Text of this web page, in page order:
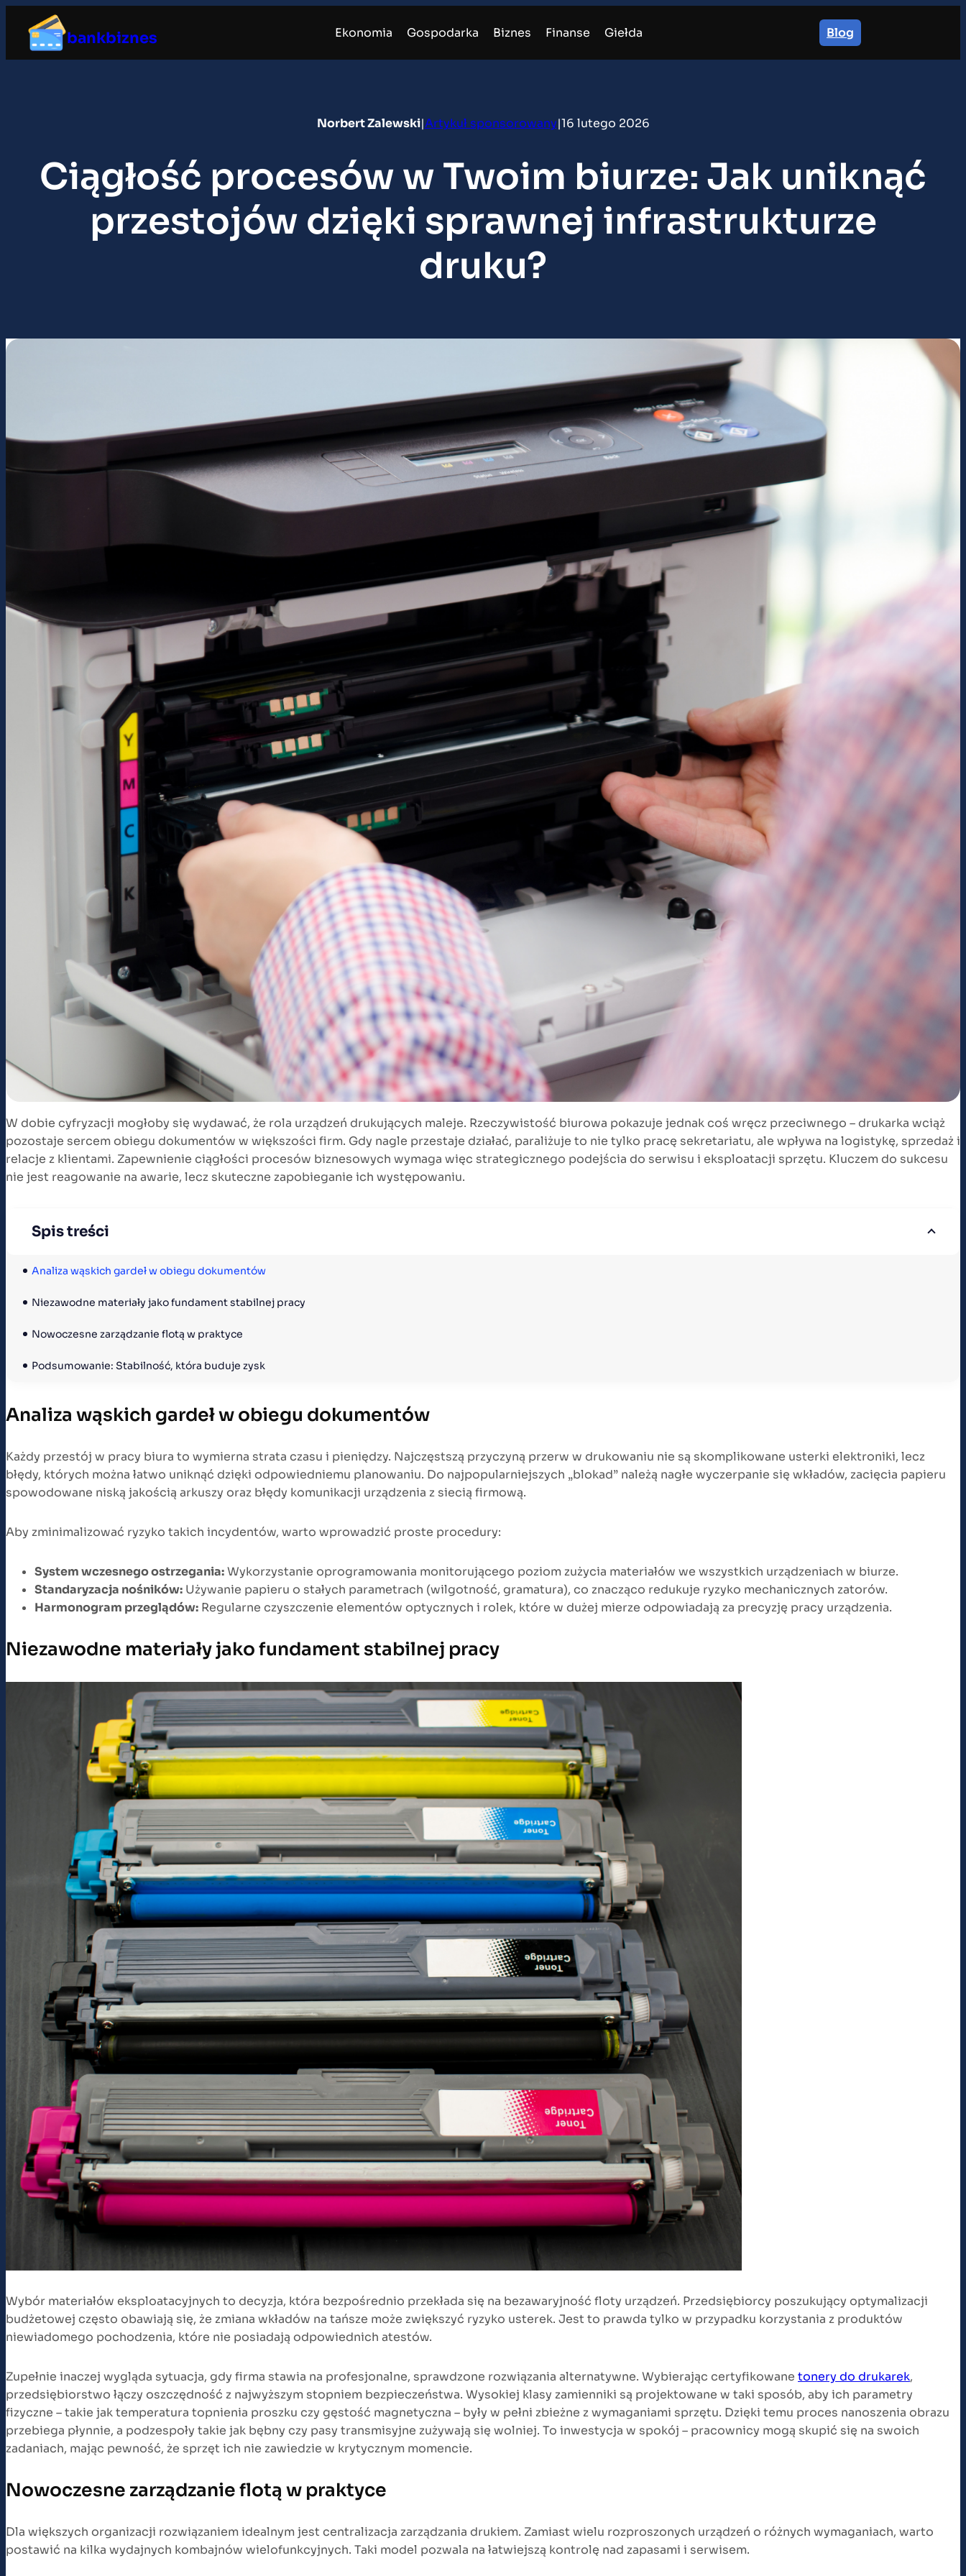
treści
bankbiznes Ekonomia Gospodarka Biznes Finanse Giełda Blog
Norbert Zalewski|Artykuł sponsorowany|16 lutego 2026
Ciągłość procesów w Twoim biurze: Jak uniknąć
przestojów dzięki sprawnej infrastrukturze
druku?
W dobie cyfryzacji mogłoby się wydawać, że rola urządzeń drukujących maleje. Rzeczywistość biurowa pokazuje jednak coś wręcz przeciwnego – drukarka wciąż
pozostaje sercem obiegu dokumentów w większości firm. Gdy nagle przestaje działać, paraliżuje to nie tylko pracę sekretariatu, ale wpływa na logistykę, sprzedaż i
relacje z klientami. Zapewnienie ciągłości procesów biznesowych wymaga więc strategicznego podejścia do serwisu i eksploatacji sprzętu. Kluczem do sukcesu
nie jest reagowanie na awarie, lecz skuteczne zapobieganie ich występowaniu.
Spis treści
Analiza wąskich gardeł w obiegu dokumentów
Niezawodne materiały jako fundament stabilnej pracy
Nowoczesne zarządzanie flotą w praktyce
Podsumowanie: Stabilność, która buduje zysk
Analiza wąskich gardeł w obiegu dokumentów
Każdy przestój w pracy biura to wymierna strata czasu i pieniędzy. Najczęstszą przyczyną przerw w drukowaniu nie są skomplikowane usterki elektroniki, lecz
błędy, których można łatwo uniknąć dzięki odpowiedniemu planowaniu. Do najpopularniejszych „blokad” należą nagłe wyczerpanie się wkładów, zacięcia papieru
spowodowane niską jakością arkuszy oraz błędy komunikacji urządzenia z siecią firmową.
Aby zminimalizować ryzyko takich incydentów, warto wprowadzić proste procedury:
System wczesnego ostrzegania:Wykorzystanie oprogramowania monitorującego poziom zużycia materiałów we wszystkich urządzeniach w biurze.
Standaryzacja nośników: Używanie papieru o stałych parametrach (wilgotność, gramatura), co znacząco redukuje ryzyko mechanicznych zatorów.
Harmonogram przeglądów: Regularne czyszczenie elementów optycznych i rolek, które w dużej mierze odpowiadają za precyzję pracy urządzenia.
Niezawodne materiały jako fundament stabilnej pracy
Wybór materiałów eksploatacyjnych to decyzja, która bezpośrednio przekłada się na bezawaryjność floty urządzeń. Przedsiębiorcy poszukujący optymalizacji
budżetowej często obawiają się, że zmiana wkładów na tańsze może zwiększyć ryzyko usterek. Jest to prawda tylko w przypadku korzystania z produktów
niewiadomego pochodzenia, które nie posiadają odpowiednich atestów.
Zupełnie inaczej wygląda sytuacja, gdy firma stawia na profesjonalne, sprawdzone rozwiązania alternatywne. Wybierając certyfikowane tonery do drukarek,
przedsiębiorstwo łączy oszczędność z najwyższym stopniem bezpieczeństwa. Wysokiej klasy zamienniki są projektowane w taki sposób, aby ich parametry
fizyczne – takie jak temperatura topnienia proszku czy gęstość magnetyczna – były w pełni zbieżne z wymaganiami sprzętu. Dzięki temu proces nanoszenia obrazu
przebiega płynnie, a podzespoły takie jak bębny czy pasy transmisyjne zużywają się wolniej. To inwestycja w spokój – pracownicy mogą skupić się na swoich
zadaniach, mając pewność, że sprzęt ich nie zawiedzie w krytycznym momencie.
Nowoczesne zarządzanie flotą w praktyce
Dla większych organizacji rozwiązaniem idealnym jest centralizacja zarządzania drukiem. Zamiast wielu rozproszonych urządzeń o różnych wymaganiach, warto
postawić na kilka wydajnych kombajnów wielofunkcyjnych. Taki model pozwala na łatwiejszą kontrolę nad zapasami i serwisem.